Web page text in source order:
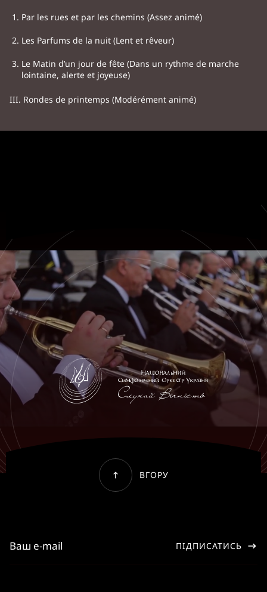
Par les rues et par les chemins (Assez animé)
Les Parfums de la nuit (Lent et rêveur)
Le Matin d’un jour de fête (Dans un rythme de marche
lointaine, alerte et joyeuse)
III. Rondes de printemps (Modérément animé)
ВГОРУ
ПІДПИСАТИСЬ